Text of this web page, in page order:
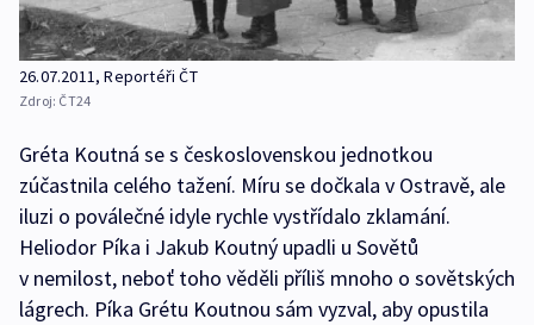
26.07.2011, Reportéři ČT
Zdroj: ČT24
Gréta Koutná se s československou jednotkou
zúčastnila celého tažení. Míru se dočkala v Ostravě, ale
iluzi o poválečné idyle rychle vystřídalo zklamání.
Heliodor Píka i Jakub Koutný upadli u Sovětů
v nemilost, neboť toho věděli příliš mnoho o sovětských
lágrech. Píka Grétu Koutnou sám vyzval, aby opustila